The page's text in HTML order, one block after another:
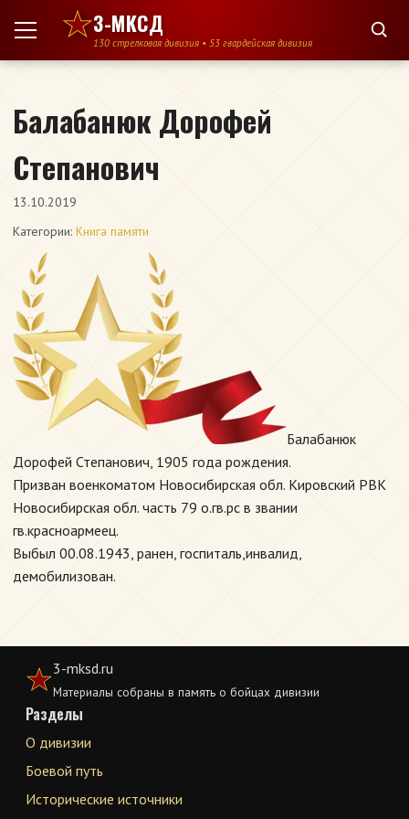
Перейти к содержимому
3-МКСД
130 стрелковая дивизия • 53 гвардейская дивизия
Балабанюк Дорофей
Степанович
13.10.2019
Категории: Книга памяти
Балабанюк
Дорофей Степанович, 1905 года рождения.
Призван военкоматом Новосибирская обл. Кировский РВК
Новосибирская обл. часть 79 о.гв.рс в звании
гв.красноармеец.
Выбыл 00.08.1943, ранен, госпиталь,инвалид,
демобилизован.
3-mksd.ru
Материалы собраны в память о бойцах дивизии
Разделы
О дивизии
Боевой путь
Исторические источники